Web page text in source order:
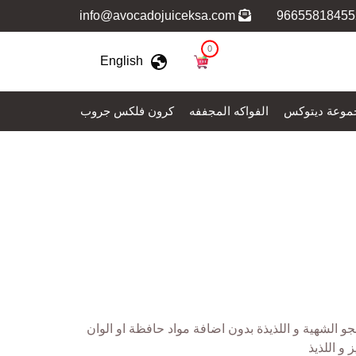
0
English
ديتوكس الفواكه المجففه كرون فلكس جروب
الشهية و اللذيذة بدون اضافة مواد حافظة او الوان
و اللذيذ